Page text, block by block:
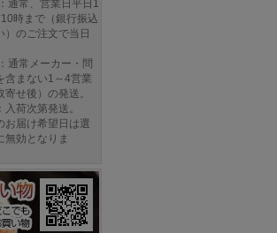
：通常、営業日平日1
時まで（銀行振込
）のご注文で当日
：通常メーカー・問
含まない1～4営業
せ後）の発送。
：入荷次第発送。
お届け希望日は選
無効となりま